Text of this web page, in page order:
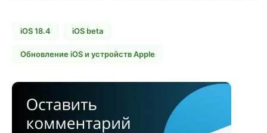
iOS 18.4 iOS beta
Обновление iOS и устройств Apple